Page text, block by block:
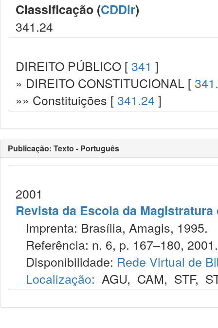
Classificação (CDDir)
341.24
DIREITO PÚBLICO [ 341 ]
» DIREITO CONSTITUCIONAL [
»» Constituições [ 341.24 ]
Publicação: Texto - Português
2001
Revista da Escola da
Imprenta: Brasília, Amagis, 1995.
Referência: n. 6, p. 167–180, 2001.
Disponibilidade: Rede Virtual de
Localização: AGU, CAM, STF,